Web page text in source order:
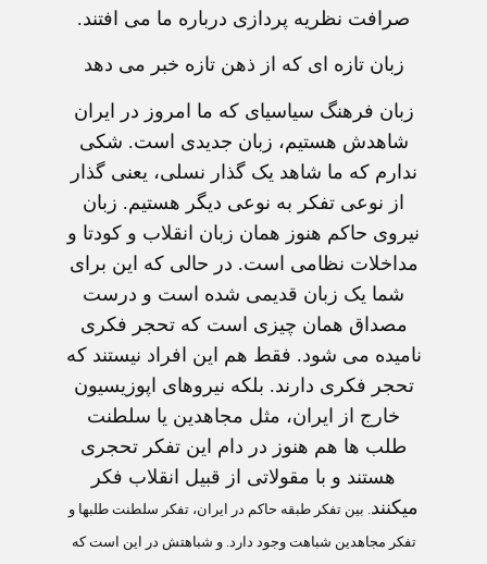
صرافت نظریه پردازی درباره ما می افتند.
زبان تازه ای که از ذهن تازه خبر می دهد
زبان فرهنگ سیاسی‏ای که ما امروز در ایران
شاهدش هستیم، زبان جدیدی است. شکی
ندارم که ما شاهد یک گذار نسلی، یعنی گذار
از نوعی تفکر به نوعی دیگر هستیم. زبان
نیروی حاکم هنوز همان زبان انقلاب و کودتا و
مداخلات نظامی است. در حالی که این برای
شما یک زبان قدیمی شده است و درست
مصداق همان چیزی است که تحجر فکری
نامیده می شود. فقط هم این افراد نیستند که
تحجر فکری دارند. بلکه نیروهای اپوزیسیون
خارج از ایران، مثل مجاهدین یا سلطنت
طلب ها هم هنوز در دام این تفکر تحجری
هستند و با مقولاتی از قبیل انقلاب فکر
می‏کنند بین تفکر طبقه حاکم در ایران، تفکر سلطنت طلب‏ها و
تفکر مجاهدین شباهت وجود دارد. و شباهتش در این است که